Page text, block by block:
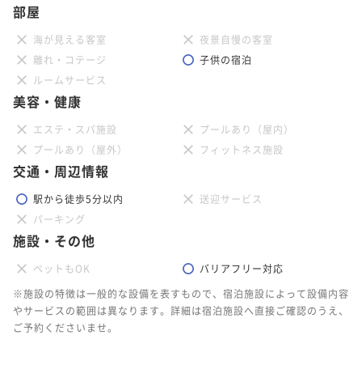
部屋
海が見える客室
夜景自慢の客室
離れ・コテージ
子供の宿泊
ルームサービス
美容・健康
エステ・スパ施設
プールあり（屋内）
プールあり（屋外）
フィットネス施設
交通・周辺情報
駅から徒歩5分以内
送迎サービス
パーキング
施設・その他
ペットもOK
バリアフリー対応
※施設の特徴は一般的な設備を表すもので、宿泊施設によって設備内容
やサービスの範囲は異なります。詳細は宿泊施設へ直接ご確認のうえ、
ご予約くださいませ。